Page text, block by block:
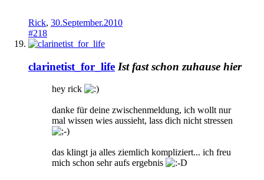
Rick, 30.September.2010
#218
clarinetist_for_life Ist fast schon zuhause hier
hey rick
danke für deine zwischenmeldung, ich wollt nur
mal wissen wies aussieht, lass dich nicht stressen
das klingt ja alles ziemlich kompliziert... ich freu
mich schon sehr aufs ergebnis